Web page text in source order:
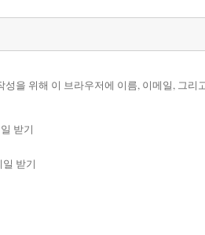
성을 위해 이 브라우저에 이름, 이메일, 그리
받기
받기